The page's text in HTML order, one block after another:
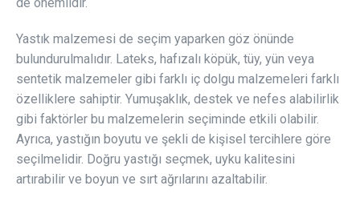
Yastık malzemesi de seçim yaparken göz önünde
bulundurulmalıdır. Lateks, hafızalı köpük, tüy, yün veya
sentetik malzemeler gibi farklı iç dolgu malzemeleri farklı
özelliklere sahiptir. Yumuşaklık, destek ve nefes alabilirlik
gibi faktörler bu malzemelerin seçiminde etkili olabilir.
Ayrıca, yastığın boyutu ve şekli de kişisel tercihlere göre
seçilmelidir. Doğru yastığı seçmek, uyku kalitesini
artırabilir ve boyun ve sırt ağrılarını azaltabilir.